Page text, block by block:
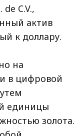
C.V.,
актив
к доллару.
на
в цифровой
единицы
золота.